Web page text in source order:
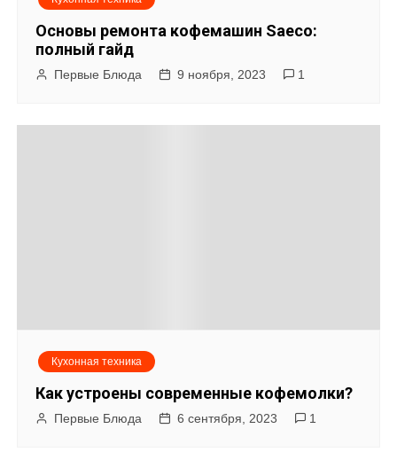
Основы ремонта кофемашин Saeco:
полный гайд
Первые Блюда 9 ноября, 2023 1
Кухонная техника
Как устроены современные кофемолки?
Первые Блюда 6 сентября, 2023 1